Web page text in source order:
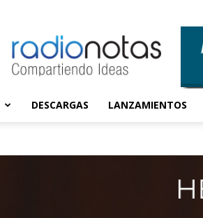
DESCARGAS LANZAMIENTOS